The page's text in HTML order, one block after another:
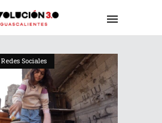
Redes Sociales